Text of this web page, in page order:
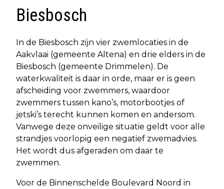
Biesbosch
In de Biesbosch zijn vier zwemlocaties in de
Aakvlaai (gemeente Altena) en drie elders in de
Biesbosch (gemeente Drimmelen). De
waterkwaliteit is daar in orde, maar er is geen
afscheiding voor zwemmers, waardoor
zwemmers tussen kano’s, motorbootjes of
jetski’s terecht kunnen komen en andersom.
Vanwege deze onveilige situatie geldt voor alle
strandjes voorlopig een negatief zwemadvies.
Het wordt dus afgeraden om daar te
zwemmen.
Voor de Binnenschelde Boulevard Noord in